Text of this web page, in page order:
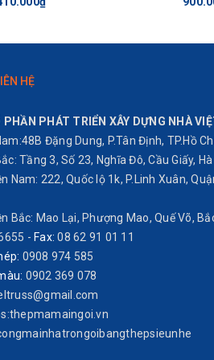
VÀ HƯỚNG DẪN CÁCH
theo lối chéo trả để đảm bảo chống
chóng, sạch và thẩm mỹ.
bộ ngói lợp và ngói phụ kiện của
các loại linh kiện dành cho mái của
một lần toàn bộ số lượng ngói phẳng
lợp và phụ kiện nơi khô ráo và
các bước chuẩn bị và kiểm tra độ
mái đúng theo quy định của nhà sản
đúng tài liệu Hướng dẫn lắp đặt ngói
HỆ
PHẦN PHÁT TRIỂN XÂY DỰNG NHÀ
Đặng Dung, P.Tân Định, TP.Hồ
Tầng 3, Số 23, Nghĩa Đô, Cầu Giấy, Hà
Nam: 222, Quốc lộ 1k, P.Linh Xuân,
Bắc: Mao Lại, Phượng Mao, Quế Võ,
- Fax:08 62 91 01 11
0908 974 585
0902 369 078